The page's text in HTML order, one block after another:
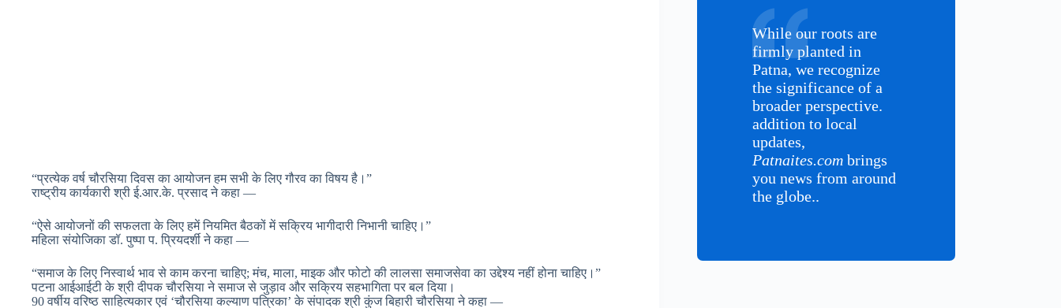
“प्रत्येक वर्ष चौरसिया दिवस का आयोजन हम सभी के लिए गौरव का विषय है।”
राष्ट्रीय कार्यकारी श्री ई.आर.के. प्रसाद ने कहा —
“ऐसे आयोजनों की सफलता के लिए हमें नियमित बैठकों में सक्रिय भागीदारी निभानी चाहिए।”
महिला संयोजिका डॉ. पुष्पा प. प्रियदर्शी ने कहा —
“समाज के लिए निस्वार्थ भाव से काम करना चाहिए; मंच, माला, माइक और फोटो की लालसा समाजसेवा का उद्देश्य नहीं होना चाहिए।”
पटना आईआईटी के श्री दीपक चौरसिया ने समाज से जुड़ाव और सक्रिय सहभागिता पर बल दिया।
90 वर्षीय वरिष्ठ साहित्यकार एवं ‘चौरसिया कल्याण पत्रिका’ के संपादक श्री कुंज बिहारी चौरसिया ने कहा —
While our roots are
firmly planted in
Patna, we recognize
the significance of a
broader perspective.
addition to local
updates,
Patnaites.com brings
you news from around
the globe..